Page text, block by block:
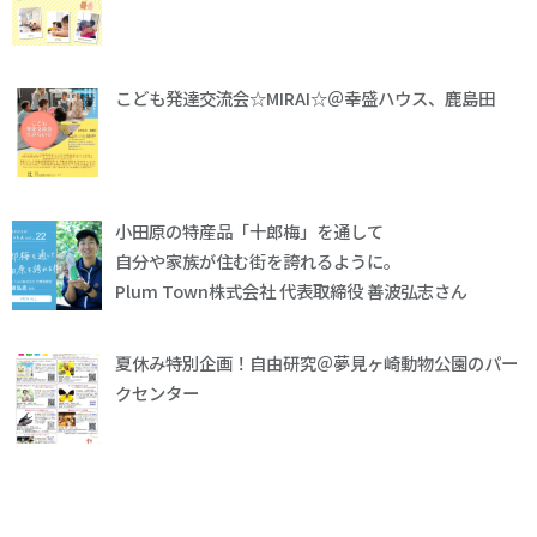
こども発達交流会☆MIRAI☆＠幸盛ハウス、鹿島田
小田原の特産品「十郎梅」を通して
自分や家族が住む街を誇れるように。
Plum Town株式会社 代表取締役 善波弘志さん
夏休み特別企画！自由研究＠夢見ヶ崎動物公園のパー
クセンター